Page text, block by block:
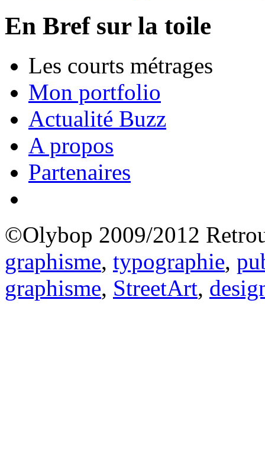
En Bref sur la toile
Les courts métrages
Mon portfolio
Actualité Buzz
A propos
Partenaires
©Olybop 2009/2012
graphisme, typographie,
graphisme, StreetArt,